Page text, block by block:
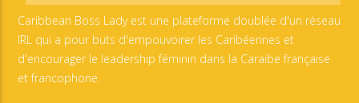
Caribbean Boss Lady est une plateforme doublée d'un réseau
IRL qui a pour buts d'empouvoirer les Caribéennes et
d'encourager le leadership féminin dans la Caraïbe française
et francophone.